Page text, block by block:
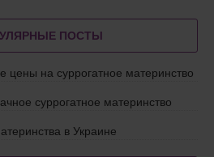
ПОСТЫ
цены на суррогатное материнство
суррогатное материнство
в Украине